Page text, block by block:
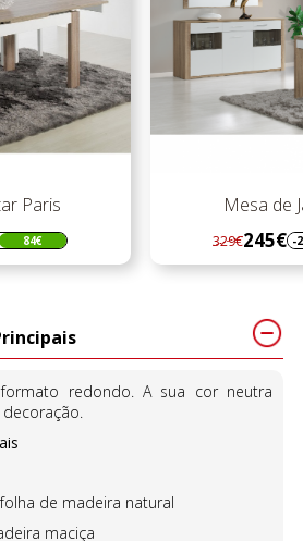
Paris
84€
Mesa de
Regular
preço
329€245€
Preço -
redondo. A sua cor neutra
de madeira natural
maciça